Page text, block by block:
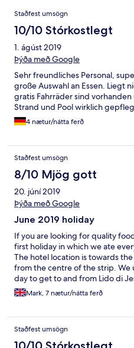
Umsagnir
Staðfest umsögn
10/10 Stórkostlegt
1. ágúst 2019
Þýða með Google
Sehr freundliches Personal,
große Auswahl an Essen. Liegt
gratis Fahrräder sind
Strand und Pool wirklich
4 nætur/nátta ferð
Staðfest umsögn
8/10 Mjög gott
20. júní 2019
Þýða með Google
June 2019 holiday
If you are looking for quality
first holiday in which we ate
The hotel location is towards
from the centre of the strip.
day to get to and from Lido di
the bus (No 2 ) in, and used a
The pool and beach area are
exceptionally friendly and
of issues, ( drain smell from
and the TV only has one English
Mark, 7 nætur/nátta ferð
Staðfest umsögn